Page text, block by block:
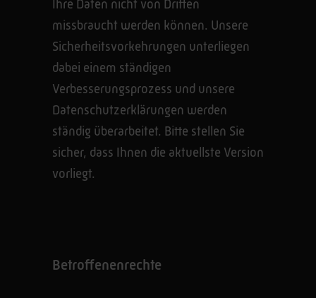
Ihre Daten nicht von Dritten
missbraucht werden können. Unsere
Sicherheitsvorkehrungen unterliegen
dabei einem ständigen
Verbesserungsprozess und unsere
Datenschutzerklärungen werden
ständig überarbeitet. Bitte stellen Sie
sicher, dass Ihnen die aktuellste Version
vorliegt.
Betroffenenrechte